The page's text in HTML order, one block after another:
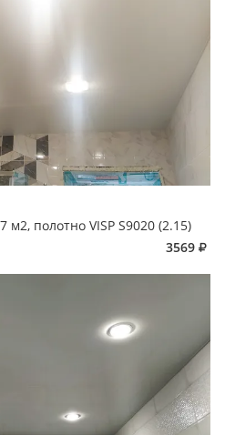
полотно VISP S9020 (2.15)
3569